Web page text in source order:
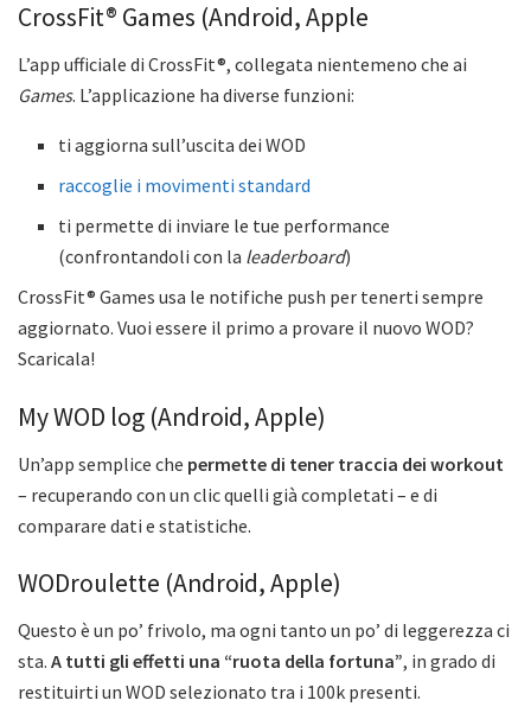
CrossFit® Games (Android, Apple
L’app ufficiale di CrossFit®, collegata nientemeno che ai
Games. L’applicazione ha diverse funzioni:
ti aggiorna sull’uscita dei WOD
raccoglie i movimenti standard
ti permette di inviare le tue performance
(confrontandoli con la leaderboard)
CrossFit® Games usa le notifiche push per tenerti sempre
aggiornato. Vuoi essere il primo a provare il nuovo WOD?
Scaricala!
My WOD log (Android, Apple)
Un’app semplice che permette di tener traccia dei workout
– recuperando con un clic quelli già completati – e di
comparare dati e statistiche.
WODroulette (Android, Apple)
Questo è un po’ frivolo, ma ogni tanto un po’ di leggerezza ci
sta. A tutti gli effetti una “ruota della fortuna”, in grado di
restituirti un WOD selezionato tra i 100k presenti.